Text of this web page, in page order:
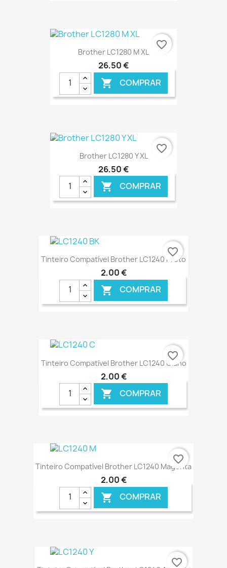
€ ONLINE
Brother LC1280 M XL
26,50 €
 COMPRAR
€ ONLINE
favorite_border
Brother LC1280 Y XL
26,50 €
 COMPRAR
€ ONLINE
favorite_border
Tinteiro Compatível Brother LC1240 Preto
2,00 €
 COMPRAR
€ ONLINE
favorite_border
Tinteiro Compatível Brother LC1240 Ciano
2,00 €
 COMPRAR
€ ONLINE
favorite_border
Tinteiro Compatível Brother LC1240 Magenta
2,00 €
 COMPRAR
€ ONLINE
favorite_border
favorite_border